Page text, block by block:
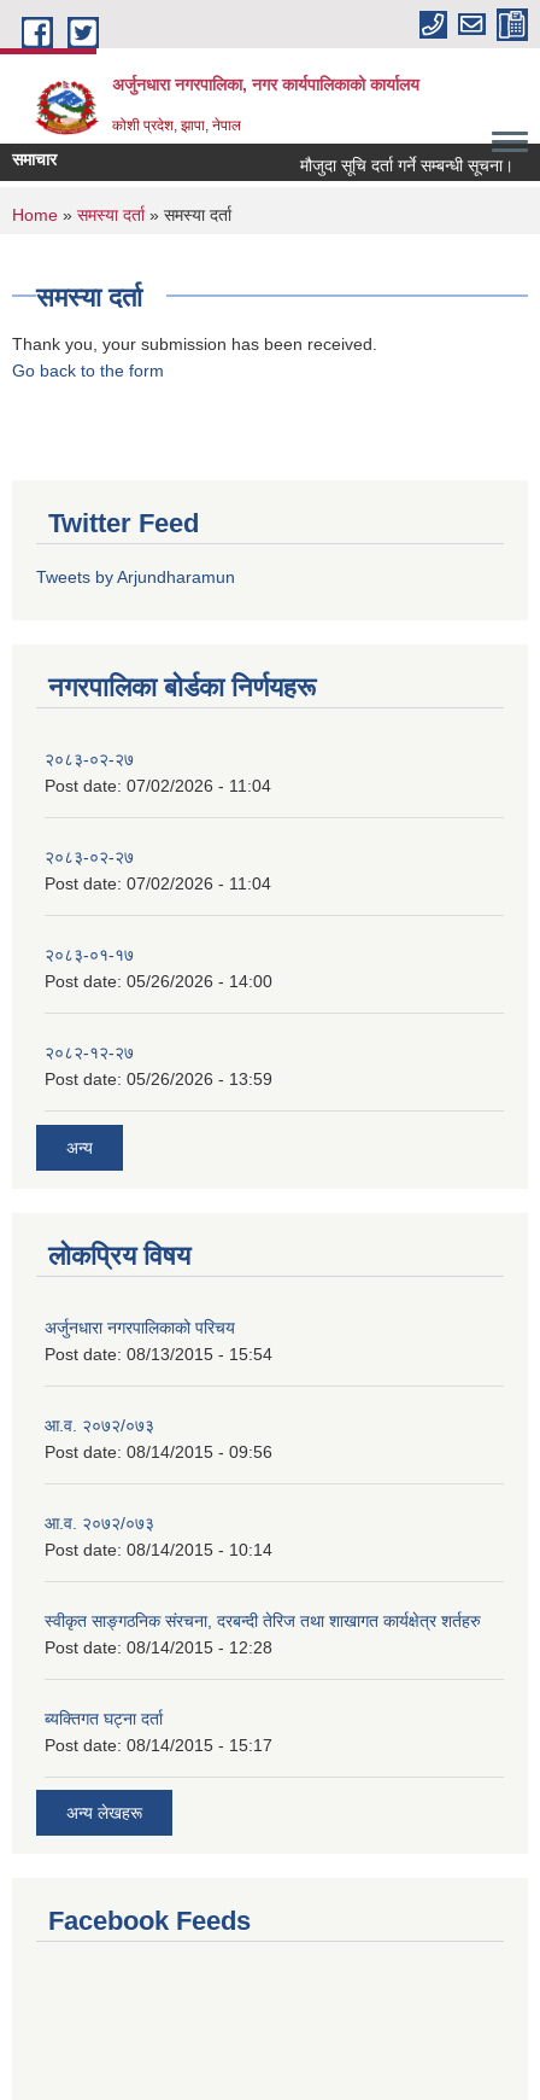
Skip to main content
अर्जुनधारा नगरपालिका, नगर कार्यपालिकाको कार्यालय
कोशी प्रदेश, झापा, नेपाल
समाचार मौजुदा सूचि दर्ता गर्ने सम्बन्धी सूचना।
You are here
Home » समस्या दर्ता» समस्या दर्ता
समस्या दर्ता
Thank you, your submission has been received.
Go back to the form
Twitter Feed
Tweets by Arjundharamun
नगरपालिका बाेर्डका निर्णयहरू
२०८३-०२-२७
Post date: 07/02/2026 - 11:04
२०८३-०२-२७
Post date: 07/02/2026 - 11:04
२०८३-०१-१७
Post date: 05/26/2026 - 14:00
२०८२-१२-२७
Post date: 05/26/2026 - 13:59
अन्य
लोकप्रिय विषय
अर्जुनधारा नगरपालिकाको परिचय
Post date: 08/13/2015 - 15:54
आ.व. २०७२/०७३
Post date: 08/14/2015 - 09:56
आ.व. २०७२/०७३
Post date: 08/14/2015 - 10:14
स्वीकृत साङ्गठनिक संरचना, दरबन्दी तेरिज तथा शाखागत कार्यक्षेत्र शर्तहरु
Post date: 08/14/2015 - 12:28
ब्यक्तिगत घट्ना दर्ता
Post date: 08/14/2015 - 15:17
अन्य लेखहरू
Facebook Feeds